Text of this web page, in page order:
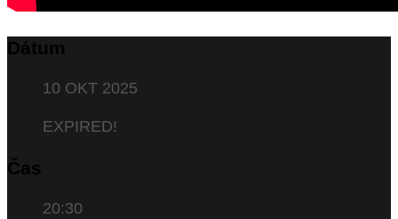
Dátum
10 OKT 2025
EXPIRED!
Čas
20:30